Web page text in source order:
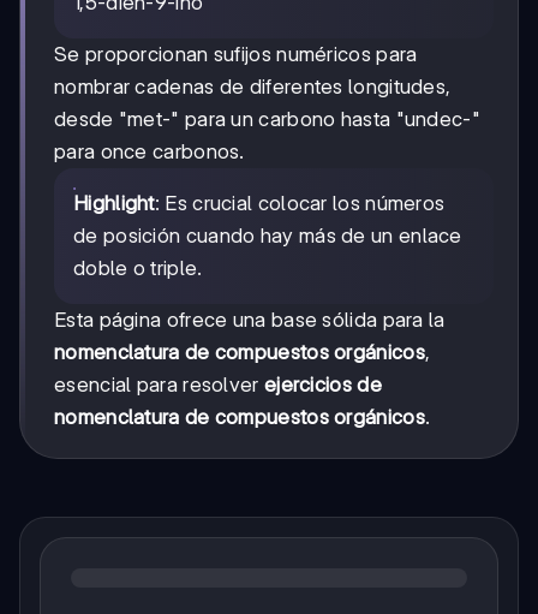
Se proporcionan sufijos numéricos para
nombrar cadenas de diferentes longitudes,
desde "met-" para un carbono hasta "undec-"
para once carbonos.
Highlight: Es crucial colocar los números
de posición cuando hay más de un enlace
doble o triple.
Esta página ofrece una base sólida para la
nomenclatura de compuestos orgánicos,
esencial para resolver ejercicios de
nomenclatura de compuestos orgánicos.